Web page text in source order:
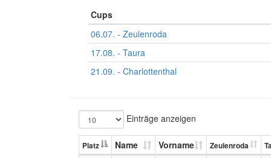
Cups
06.07. - Zeulenroda
17.08. - Taura
21.09. - Charlottenthal
Einträge anzeigen
Platz Name Vorname Zeulenroda